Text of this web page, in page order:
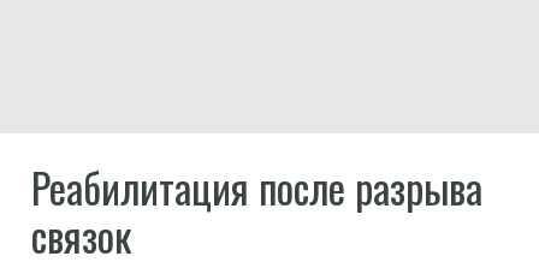
Реабилитация после разрыва
связок